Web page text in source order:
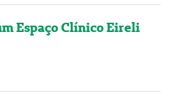
Espaço Clínico Eireli